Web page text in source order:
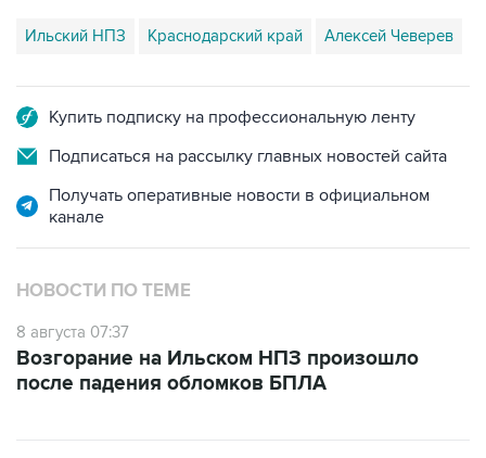
Ильский НПЗ Краснодарский край Алексей Чеверев
Купить подписку на профессиональную ленту
Подписаться на рассылку главных новостей сайта
Получать оперативные новости в официальном
канале
НОВОСТИ ПО ТЕМЕ
8 августа 07:37
Возгорание на Ильском НПЗ произошло
после падения обломков БПЛА